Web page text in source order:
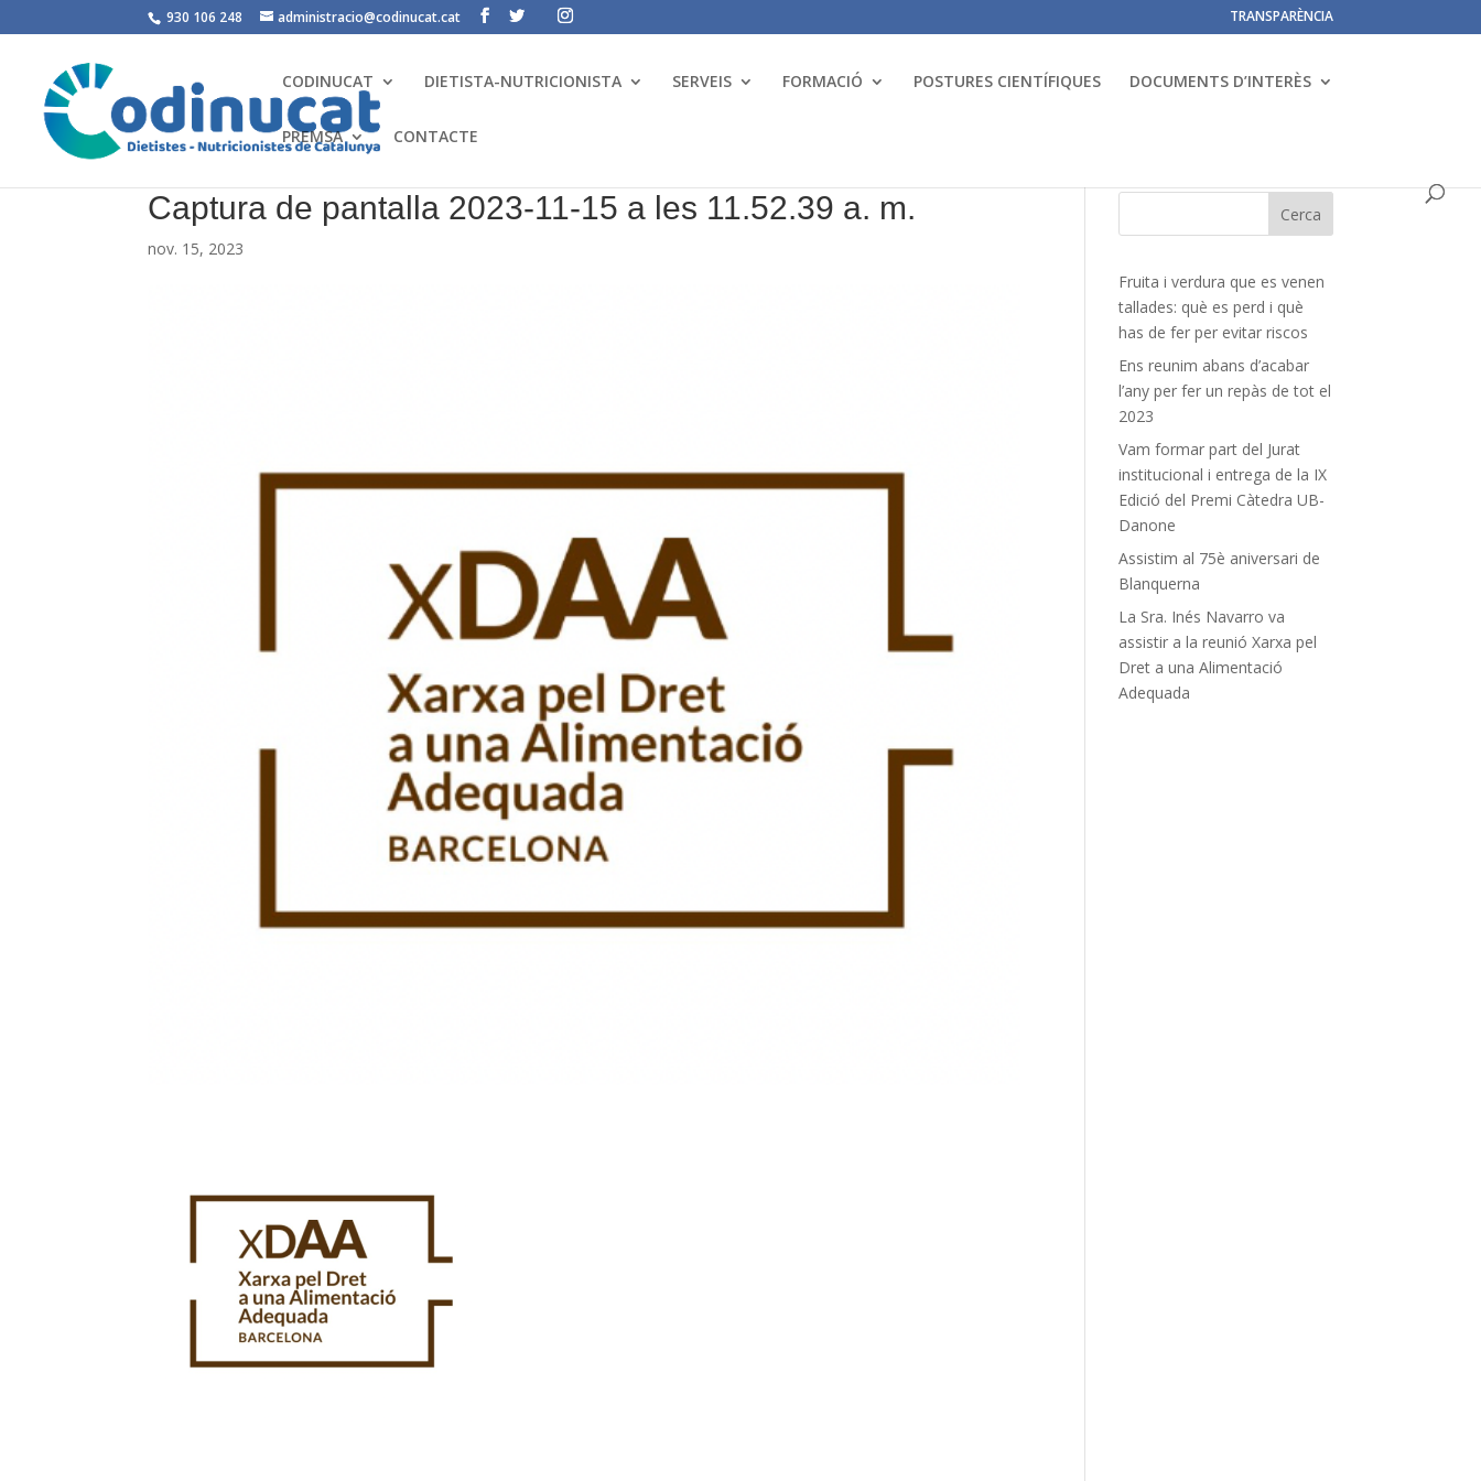
930 106 248 administracio@codinucat.cat TRANSPARÈNCIA
CODINUCAT DIETISTA-NUTRICIONISTA SERVEIS FORMACIÓ POSTURES CIENTÍFIQUES DOCUMENTS D’INTERÈS
PREMSA CONTACTE
Captura de pantalla 2023-11-15 a les 11.52.39 a. m.
nov. 15, 2023
Fruita i verdura que es venen
tallades: què es perd i què
has de fer per evitar riscos
Ens reunim abans d’acabar
l’any per fer un repàs de tot el
2023
Vam formar part del Jurat
institucional i entrega de la IX
Edició del Premi Càtedra UB-
Danone
Assistim al 75è aniversari de
Blanquerna
La Sra. Inés Navarro va
assistir a la reunió Xarxa pel
Dret a una Alimentació
Adequada